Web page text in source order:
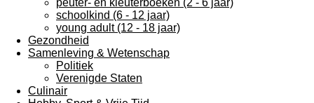
peuter- en kleuterboeken (2 - 6 jaar)
schoolkind (6 - 12 jaar)
young adult (12 - 18 jaar)
Gezondheid
Samenleving & Wetenschap
Politiek
Verenigde Staten
Culinair